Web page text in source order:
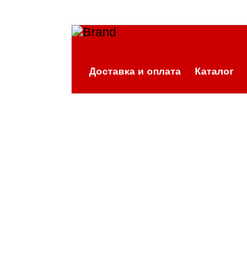
Доставка и оплата Каталог